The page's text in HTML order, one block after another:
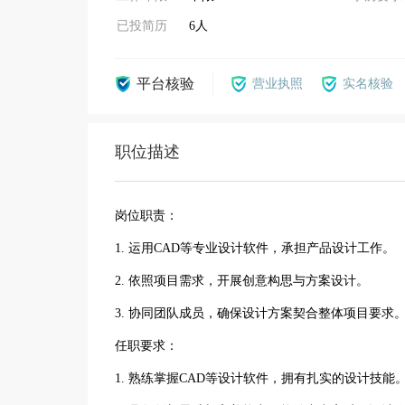
已投简历 6人
平台核验 营业执照 实名核验
职位描述
岗位职责：
1. 运用CAD等专业设计软件，承担产品设计工作。
2. 依照项目需求，开展创意构思与方案设计。
3. 协同团队成员，确保设计方案契合整体项目要求
任职要求：
1. 熟练掌握CAD等设计软件，拥有扎实的设计技能